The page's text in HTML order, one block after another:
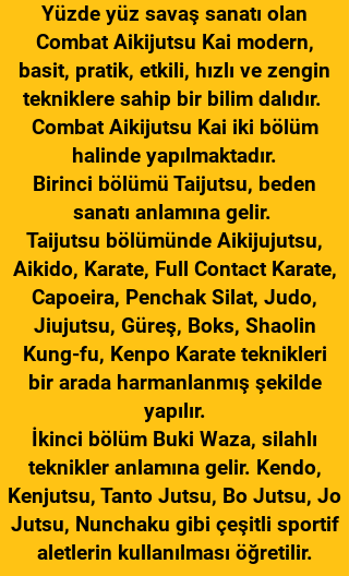
Yüzde yüz savaş sanatı olan
Combat Aikijutsu Kai modern,
basit, pratik, etkili, hızlı ve zengin
tekniklere sahip bir bilim dalıdır.
Combat Aikijutsu Kai iki bölüm
halinde yapılmaktadır.
Birinci bölümü Taijutsu, beden
sanatı anlamına gelir.
Taijutsu bölümünde Aikijujutsu,
Aikido, Karate, Full Contact Karate,
Capoeira, Penchak Silat, Judo,
Jiujutsu, Güreş, Boks, Shaolin
Kung-fu, Kenpo Karate teknikleri
bir arada harmanlanmış şekilde
yapılır.
İkinci bölüm Buki Waza, silahlı
teknikler anlamına gelir. Kendo,
Kenjutsu, Tanto Jutsu, Bo Jutsu, Jo
Jutsu, Nunchaku gibi çeşitli sportif
aletlerin kullanılması öğretilir.